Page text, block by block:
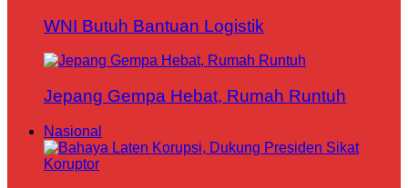
WNI Butuh Bantuan Logistik
Jepang Gempa Hebat, Rumah Runtuh
Nasional